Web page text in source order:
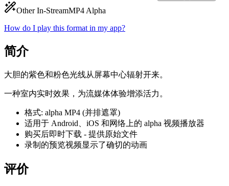
Other In-StreamMP4 Alpha
How do I play this format in my app?
简介
大胆的紫色和粉色光线从屏幕中心辐射开来。
一种室内实时效果，为流媒体体验增添活力。
格式: alpha MP4 (并排遮罩)
适用于 Android、iOS 和网络上的 alpha 视频播放器
购买后即时下载 - 提供原始文件
录制的预览视频显示了确切的动画
评价